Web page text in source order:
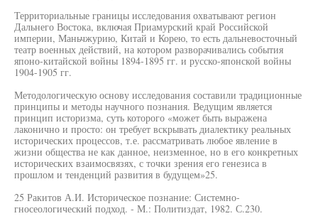
Территориальные границы исследования охватывают регион
Дальнего Востока, включая Приамурский край Российской
империи, Маньчжурию, Китай и Корею, то есть дальневосточный
театр военных действий, на котором разворачивались события
японо-китайской войны 1894-1895 гг. и русско-японской войны
1904-1905 гг.
Методологическую основу исследования составили традиционные
принципы и методы научного познания. Ведущим является
принцип историзма, суть которого «может быть выражена
лаконично и просто: он требует вскрывать диалектику реальных
исторических процессов, т.е. рассматривать любое явление в
жизни общества не как данное, неизменное, но в его конкретных
исторических взаимосвязях, с точки зрения его генезиса в
прошлом и тенденций развития в будущем»25.
25 Ракитов А.И. Историческое познание: Системно-
гносеологический подход. - М.: Политиздат, 1982. С.230.